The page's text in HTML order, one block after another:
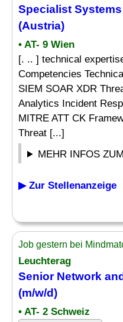
Specialist
(Austria)
• AT- 9 Wien
[. .. ] technical
Competencies
SIEM SOAR XDR
Analytics Incident
MITRE ATT CK
Threat [...]
MEHR INFOS
▶ Zur Stellenanzeige
Job gestern bei
Leuchterag
Senior Network
(m/w/d)
• AT- 2 Schweiz